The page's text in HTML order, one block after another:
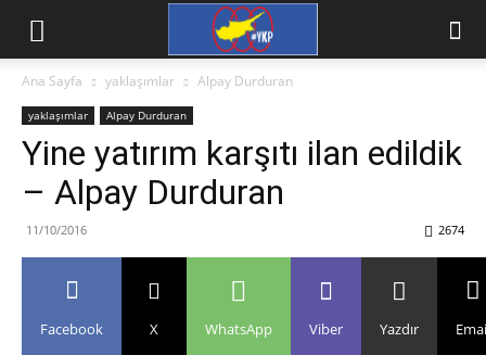
Ana Sayfa yaklaşımlar Alpay Durduran
yaklaşımlar Alpay Durduran
Yine yatırım karşıtı ilan edildik
– Alpay Durduran
11/10/2016 2674
Facebook X WhatsApp Viber Yazdır